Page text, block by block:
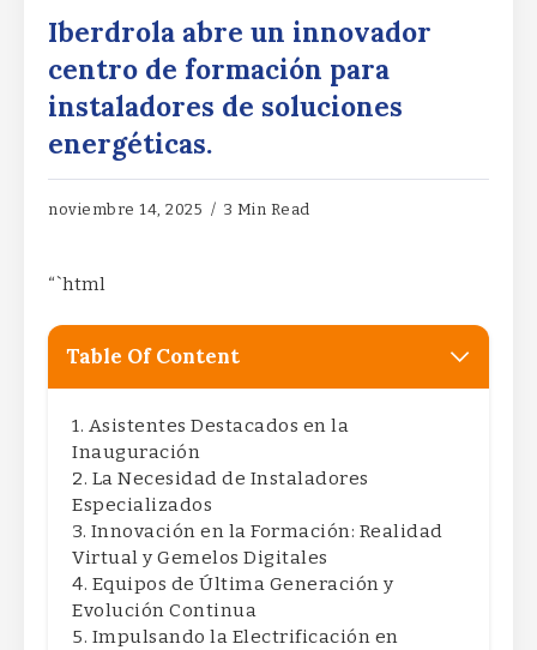
Iberdrola abre un innovador
centro de formación para
instaladores de soluciones
energéticas.
noviembre 14, 2025 3 Min Read
“`html
Table Of Content
Asistentes Destacados en la
Inauguración
La Necesidad de Instaladores
Especializados
Innovación en la Formación: Realidad
Virtual y Gemelos Digitales
Equipos de Última Generación y
Evolución Continua
Impulsando la Electrificación en